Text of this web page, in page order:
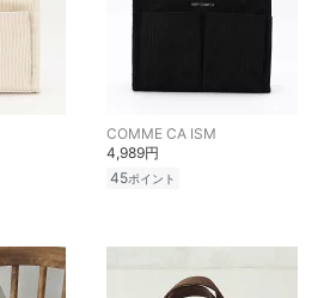
COMME CA ISM
4,989円
45ポイント